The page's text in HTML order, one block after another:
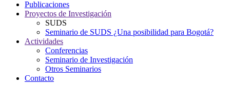
Publicaciones
Proyectos de Investigación
SUDS
Seminario de SUDS ¿Una posibilidad para Bogotá?
Actividades
Conferencias
Seminario de Investigación
Otros Seminarios
Contacto